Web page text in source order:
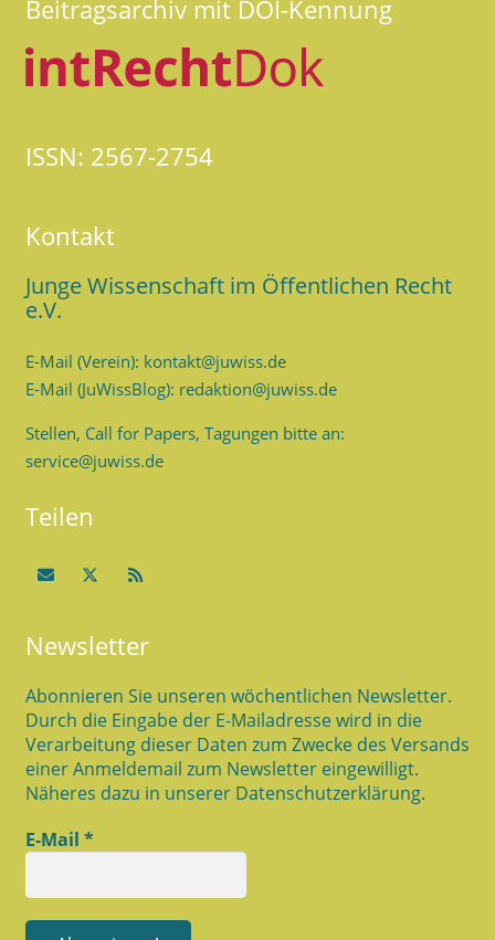
Beitragsarchiv mit DOI-Kennung
ISSN: 2567-2754
Kontakt
Junge Wissenschaft im Öffentlichen Recht
e.V.
E-Mail (Verein): kontakt@juwiss.de
E-Mail (JuWissBlog): redaktion@juwiss.de
Stellen, Call for Papers, Tagungen bitte an:
service@juwiss.de
Teilen
Newsletter
Abonnieren Sie unseren wöchentlichen Newsletter.
Durch die Eingabe der E-Mailadresse wird in die
Verarbeitung dieser Daten zum Zwecke des Versands
einer Anmeldemail zum Newsletter eingewilligt.
Näheres dazu in unserer Datenschutzerklärung.
E-Mail *